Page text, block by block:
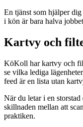
En tjänst som hjälper dig
i kön är bara halva
Kartvy och
KöKoll har kartvy och
se vilka lediga
feed är en lista utan
När du letar i en
skillnaden mellan att
praktiken.